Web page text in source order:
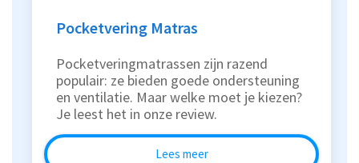
Pocketvering Matras
Pocketveringmatrassen zijn razend
populair: ze bieden goede ondersteuning
en ventilatie. Maar welke moet je kiezen?
Je leest het in onze review.
Lees meer